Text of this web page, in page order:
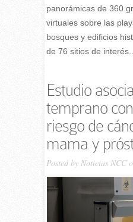
panorámicas de 360
virtuales sobre las
bosques y edificios
de 76 sitios de interés...
Estudio
temprano
riesgo de
mama y
Posted by Noticias NCC